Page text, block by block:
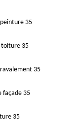
35
toiture 35
35
façade 35
35